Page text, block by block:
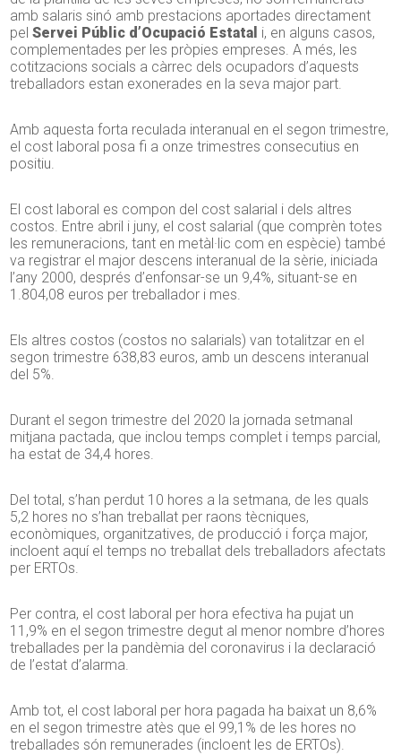
amb salaris sinó amb prestacions aportades directament
pelServei Públic d’Ocupació Estatal i, en alguns casos,
complementades per les pròpies empreses. A més, les
cotitzacions socials a càrrec dels ocupadors d’aquests
treballadors estan exonerades en la seva major part.
Amb aquesta forta reculada interanual en el segon trimestre,
el cost laboral posa fi a onze trimestres consecutius en
positiu.
El cost laboral es compon del cost salarial i dels altres
costos. Entre abril i juny, el cost salarial (que comprèn totes
les remuneracions, tant en metàl·lic com en espècie) també
va registrar el major descens interanual de la sèrie, iniciada
l’any 2000, després d’enfonsar-se un 9,4%, situant-se en
1.804,08 euros per treballador i mes.
Els altres costos (costos no salarials) van totalitzar en el
segon trimestre 638,83 euros, amb un descens interanual
del 5%.
Durant el segon trimestre del 2020 la jornada setmanal
mitjana pactada, que inclou temps complet i temps parcial,
ha estat de 34,4 hores.
Del total, s’han perdut 10 hores a la setmana, de les quals
5,2 hores no s’han treballat per raons tècniques,
econòmiques, organitzatives, de producció i força major,
incloent aquí el temps no treballat dels treballadors afectats
per ERTOs.
Per contra, el cost laboral per hora efectiva ha pujat un
11,9% en el segon trimestre degut al menor nombre d’hores
treballades per la pandèmia del coronavirus i la declaració
de l’estat d’alarma.
Amb tot, el cost laboral per hora pagada ha baixat un 8,6%
en el segon trimestre atès que el 99,1% de les hores no
treballades són remunerades (incloent les de ERTOs).